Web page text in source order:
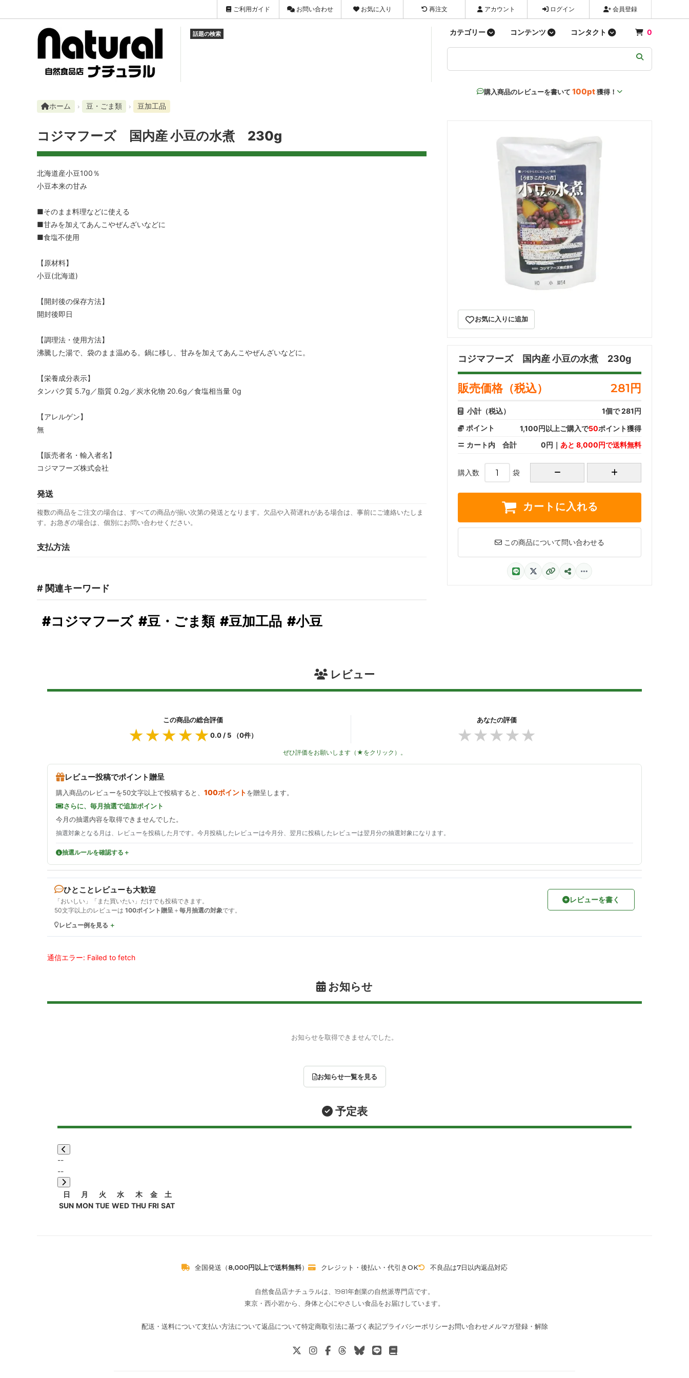
会員登録
ログイン
アカウント
再注文
お気に入り
お問い合わせ
ご利用ガイド
話題の検索 0
カテゴリー
調味料
米・雑穀・シリアル類
ふりかけ・佃煮・混ぜご飯等
発酵食品 漬物
お菓子類
健康食品 歯・口内ケア
化粧品・化粧雑貨 生理用品
ペットフード・ペット用雑貨 冷蔵品【直送品】
コンテンツ
ご利用ガイド
スケジュール
コンタクト
営業時間 問い合わせする
LINEで問い合わせ
ホーム 豆・ごま類 豆加工品
購入商品のレビューを書いて 100pt獲得！
お気に入りに追加
コジマフーズ 国内産 小豆の水煮 230g
販売価格（税込） 281円
小計（税込） 1個で281円
ポイント
1,100円以上ご購入で50ポイント獲得
カート内 合計
0円｜ あと 8,000円で送料無料
購入数 袋
カートに入れる
この商品について問い合わせる
コジマフーズ 国内産 小豆の水煮 230g
北海道産小豆100％
小豆本来の甘み
■そのまま料理などに使える
■甘みを加えてあんこやぜんざいなどに
■食塩不使用
【原材料】
小豆(北海道)
【開封後の保存方法】
開封後即日
【調理法・使用方法】
沸騰した湯で、袋のまま温める。鍋に移し、甘みを加えてあんこやぜんざいなどに。
【栄養成分表示】
タンパク質 5.7g／脂質 0.2g／炭水化物 20.6g／食塩相当量 0g
【アレルゲン】
無
【販売者名・輸入者名】
コジマフーズ株式会社
発送
複数の商品をご注文の場合は、すべての商品が揃い次第の発送となります。欠品や入荷遅れがある場合は、事前にご連絡いたしま
す。お急ぎの場合は、個別にお問い合わせください。
支払方法
# 関連キーワード
#豆・ごま類 #豆加工品
#コジマフーズ #小豆
レビュー
この商品の総合評価
★★★★★
★★★★★0.0 / 5 （0件）
あなたの評価
★★★★★
ぜひ評価をお願いします（★をクリック）。
レビュー投稿でポイント贈呈
購入商品のレビューを50文字以上で投稿すると、 100ポイントを贈呈します。
さらに、毎月抽選で追加ポイント
今月の抽選内容を取得できませんでした。
抽選対象となる月は、レビューを投稿した月です。今月投稿したレビューは今月分、翌月に投稿したレビューは翌月分の抽選対象になります。
抽選ルールを確認する
ひとことレビューも大歓迎
「おいしい」「また買いたい」だけでも投稿できます。
50文字以上のレビューは 100ポイント贈呈 ＋ 毎月抽選の対象です。
レビューを書く
レビュー例を見る
通信エラー: Failed to fetch
お知らせ
お知らせを取得できませんでした。
お知らせ一覧を見る
予定表
--
--
日
SUN
月
MON
火
TUE
水
WED
木
THU
金
FRI
土
SAT
全国発送（8,000円以上で送料無料） クレジット・後払い・代引きOK 不良品は7日以内返品対応
自然食品店ナチュラルは、1981年創業の自然派専門店です。
東京・西小岩から、身体と心にやさしい食品をお届けしています。
配送・送料について支払い方法について返品について特定商取引法に基づく表記プライバシーポリシーお問い合わせメルマガ登録・解除